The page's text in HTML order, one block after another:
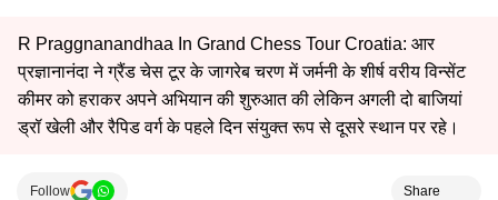
R Praggnanandhaa In Grand Chess Tour Croatia: आर
प्रज्ञानानंदा ने ग्रैंड चेस टूर के जागरेब चरण में जर्मनी के शीर्ष वरीय विन्सेंट
कीमर को हराकर अपने अभियान की शुरुआत की लेकिन अगली दो बाजियां
ड्रॉ खेली और रैपिड वर्ग के पहले दिन संयुक्त रूप से दूसरे स्थान पर रहे।
Follow Share